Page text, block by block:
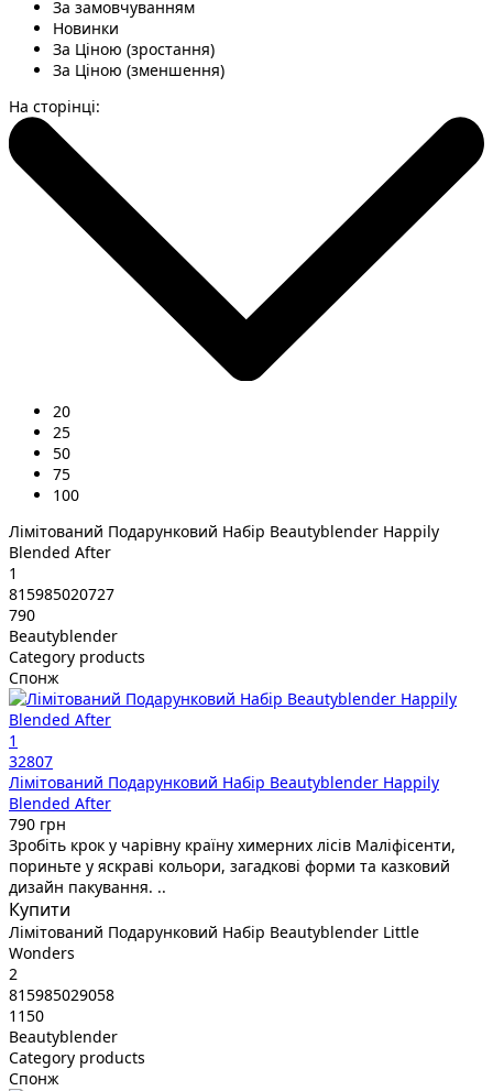
За замовчуванням
Новинки
За Ціною (зростання)
За Ціною (зменшення)
На сторінці:
20
25
50
75
100
Лімітований Подарунковий Набір Beautyblender Happily
Blended After
1
815985020727
790
Beautyblender
Category products
Спонж
1
32807
Лімітований Подарунковий Набір Beautyblender Happily
Blended After
790 грн
Зробіть крок у чарівну країну химерних лісів Маліфісенти,
пориньте у яскраві кольори, загадкові форми та казковий
дизайн пакування. ..
Купити
Лімітований Подарунковий Набір Beautyblender Little
Wonders
2
815985029058
1150
Beautyblender
Category products
Спонж